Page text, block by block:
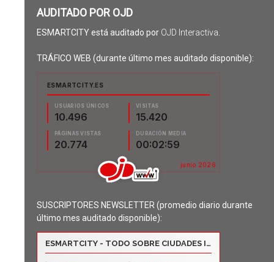
AUDITADO POR OJD
ESMARTCITY está auditado por OJD Interactiva
TRÁFICO WEB (durante último mes auditado disponible):
SUSCRIPTORES NEWSLETTER (promedio diario durante
último mes auditado disponible):